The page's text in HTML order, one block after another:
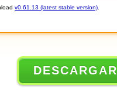
v0.61.13 (latest stable version)
DESCARGAR